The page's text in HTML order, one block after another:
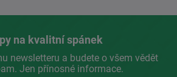
na kvalitní spánek
newsletteru a budete o všem vědět
Jen přínosné informace.